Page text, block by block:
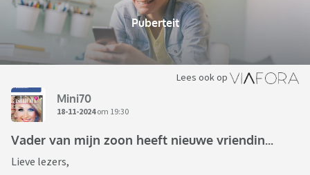
Puberteit
Lees ook op
Mini70
18-11-2024om 19:30
Vader van mijn zoon heeft nieuwe vriendin...
Lieve lezers,